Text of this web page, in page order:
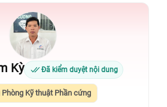
Kỳ Đã kiểm duyệt nội dung
Kỹ thuật Phần cứng